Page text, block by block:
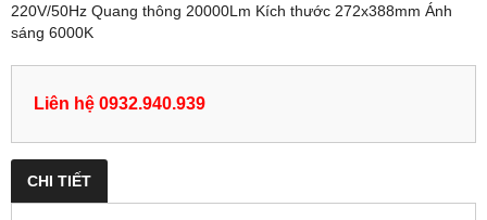
220V/50Hz Quang thông 20000Lm Kích thước 272x388mm Ánh
sáng 6000K
Liên hệ 0932.940.939
CHI TIẾT